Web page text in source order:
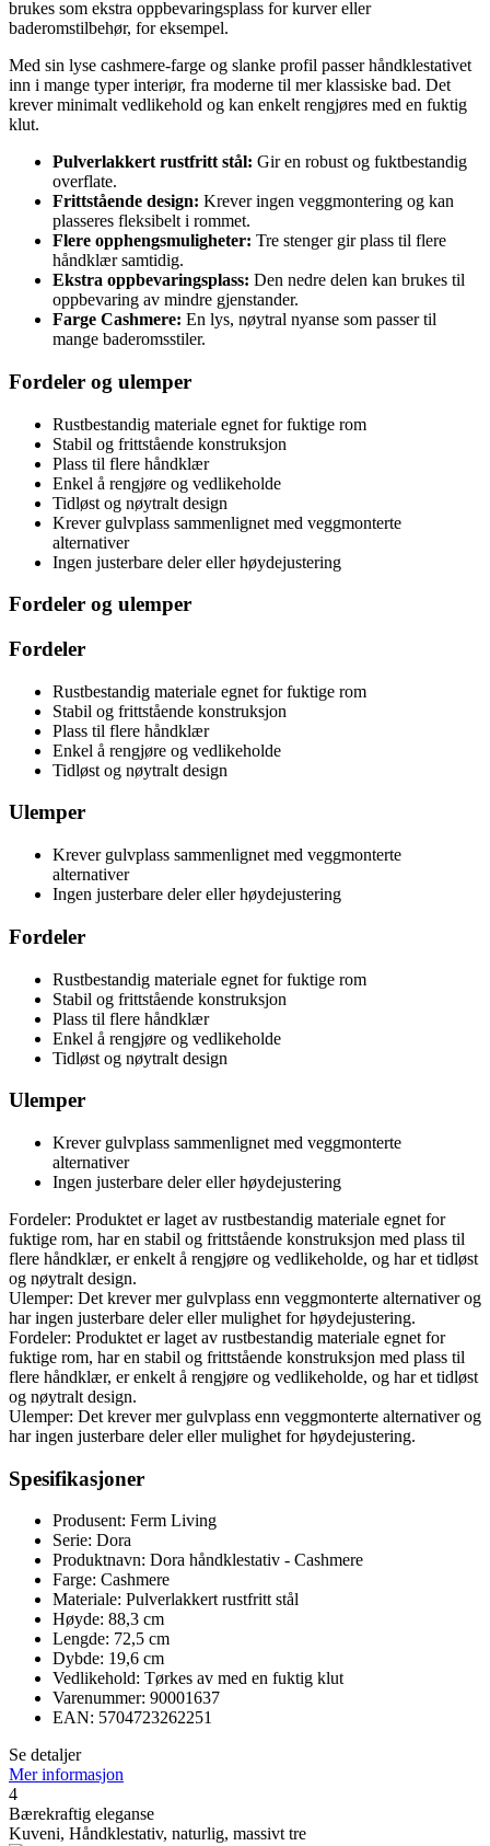
brukes som ekstra oppbevaringsplass for kurver eller
baderomstilbehør, for eksempel.
Med sin lyse cashmere-farge og slanke profil passer håndklestativet
inn i mange typer interiør, fra moderne til mer klassiske bad. Det
krever minimalt vedlikehold og kan enkelt rengjøres med en fuktig
klut.
Pulverlakkert rustfritt stål: Gir en robust og fuktbestandig
overflate.
Frittstående design: Krever ingen veggmontering og kan
plasseres fleksibelt i rommet.
Flere opphengsmuligheter: Tre stenger gir plass til flere
håndklær samtidig.
Ekstra oppbevaringsplass: Den nedre delen kan brukes til
oppbevaring av mindre gjenstander.
Farge Cashmere: En lys, nøytral nyanse som passer til
mange baderomsstiler.
Fordeler og ulemper
Rustbestandig materiale egnet for fuktige rom
Stabil og frittstående konstruksjon
Plass til flere håndklær
Enkel å rengjøre og vedlikeholde
Tidløst og nøytralt design
Krever gulvplass sammenlignet med veggmonterte
alternativer
Ingen justerbare deler eller høydejustering
Fordeler og ulemper
Fordeler
Rustbestandig materiale egnet for fuktige rom
Stabil og frittstående konstruksjon
Plass til flere håndklær
Enkel å rengjøre og vedlikeholde
Tidløst og nøytralt design
Ulemper
Krever gulvplass sammenlignet med veggmonterte
alternativer
Ingen justerbare deler eller høydejustering
Fordeler
Rustbestandig materiale egnet for fuktige rom
Stabil og frittstående konstruksjon
Plass til flere håndklær
Enkel å rengjøre og vedlikeholde
Tidløst og nøytralt design
Ulemper
Krever gulvplass sammenlignet med veggmonterte
alternativer
Ingen justerbare deler eller høydejustering
Fordeler: Produktet er laget av rustbestandig materiale egnet for
fuktige rom, har en stabil og frittstående konstruksjon med plass til
flere håndklær, er enkelt å rengjøre og vedlikeholde, og har et tidløst
og nøytralt design.
Ulemper: Det krever mer gulvplass enn veggmonterte alternativer og
har ingen justerbare deler eller mulighet for høydejustering.
Fordeler: Produktet er laget av rustbestandig materiale egnet for
fuktige rom, har en stabil og frittstående konstruksjon med plass til
flere håndklær, er enkelt å rengjøre og vedlikeholde, og har et tidløst
og nøytralt design.
Ulemper: Det krever mer gulvplass enn veggmonterte alternativer og
har ingen justerbare deler eller mulighet for høydejustering.
Spesifikasjoner
Produsent: Ferm Living
Serie: Dora
Produktnavn: Dora håndklestativ - Cashmere
Farge: Cashmere
Materiale: Pulverlakkert rustfritt stål
Høyde: 88,3 cm
Lengde: 72,5 cm
Dybde: 19,6 cm
Vedlikehold: Tørkes av med en fuktig klut
Varenummer: 90001637
EAN: 5704723262251
Se detaljer
Mer informasjon
4
Bærekraftig eleganse
Kuveni, Håndklestativ, naturlig, massivt tre